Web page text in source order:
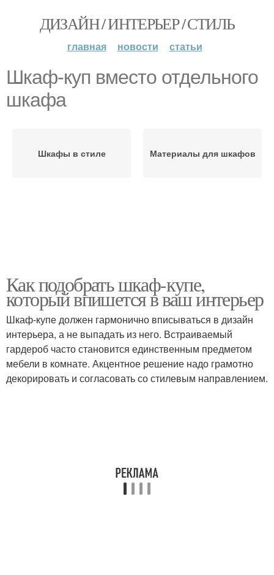
ДИЗАЙН / ИНТЕРЬЕР / СТИЛЬ
главная новости статьи
Шкаф-куп вместо отдельного
шкафа
Шкафы в стиле Материалы для шкафов
Как подобрать шкаф-купе,
который впишется в ваш интерьер
Шкаф-купе должен гармонично вписываться в дизайн
интерьера, а не выпадать из него. Встраиваемый
гардероб часто становится единственным предметом
мебели в комнате. Акцентное решение надо грамотно
декорировать и согласовать со стилевым направлением.